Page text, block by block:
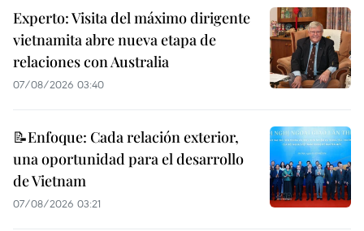
Experto: Visita del máximo dirigente
vietnamita abre nueva etapa de
relaciones con Australia
07/08/2026 03:40
📝Enfoque: Cada relación exterior,
una oportunidad para el desarrollo
de Vietnam
07/08/2026 03:21